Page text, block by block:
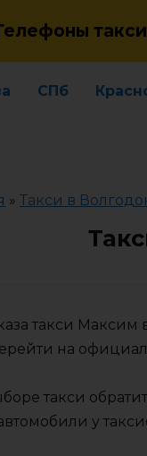
такси
СПб
» Такси в
такси
на
такси
у